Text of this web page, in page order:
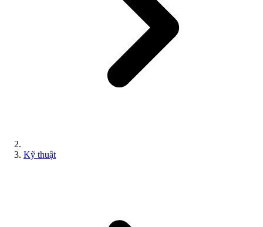
Kỹ thuật